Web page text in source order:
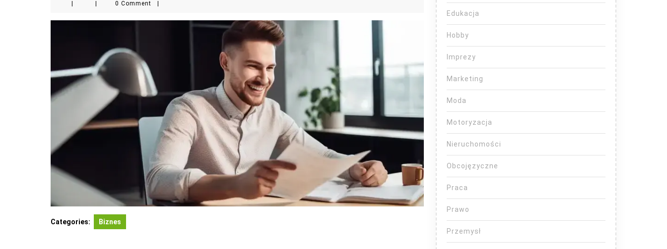
0 Comment
Categories: Biznes
Edukacja
Hobby
Imprezy
Marketing
Moda
Motoryzacja
Nieruchomości
Obcojęzyczne
Praca
Prawo
Przemysł